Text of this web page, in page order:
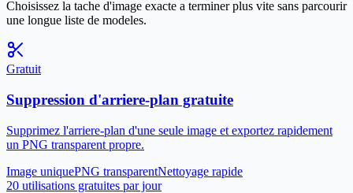
Choisissez la tache d'image exacte a terminer plus vite sans parcourir
une longue liste de modeles.
Gratuit
Suppression d'arriere-plan gratuite
Supprimez l'arriere-plan d'une seule image et exportez rapidement
un PNG transparent propre.
Image uniquePNG transparentNettoyage rapide
20 utilisations gratuites par jour